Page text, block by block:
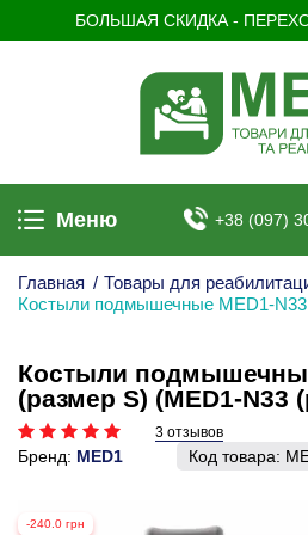
БОЛЬШАЯ СКИДКА -
Меню +38 (097)
Главная / Товары для
Костыли подмышечные MED1-N33
Костыли
(размер S) (MED1-N33
3 отзывов
Бренд: MED1 Код товара:
-240.0 грн